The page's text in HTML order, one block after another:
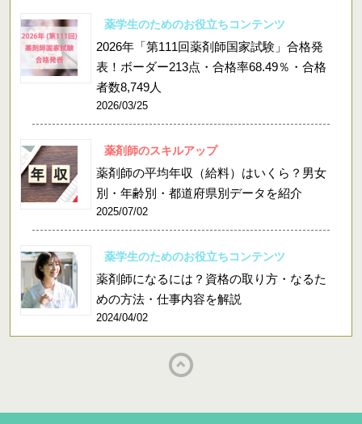
薬学生のためのお役立ちコンテンツ
2026年「第111回薬剤師国家試験」合格発
表！ボーダー213点・合格率68.49％・合格
者数8,749人
2026/03/25
薬剤師のスキルアップ
薬剤師の平均年収（給料）はいくら？男女
別・年齢別・都道府県別データを紹介
2025/07/02
薬学生のためのお役立ちコンテンツ
薬剤師になるには？資格の取り方・なるた
めの方法・仕事内容を解説
2024/04/02